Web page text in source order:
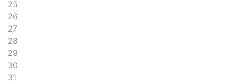
25
26
27
28
29
30
31